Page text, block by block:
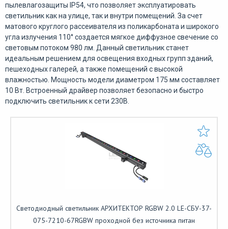
пылевлагозащиты IP54, что позволяет эксплуатировать
светильник как на улице, так и внутри помещений. За счет
матового круглого рассеивателя из поликарбоната и широкого
угла излучения 110° создается мягкое диффузное свечение со
световым потоком 980 лм. Данный светильник станет
идеальным решением для освещения входных групп зданий,
пешеходных галерей, а также помещений с высокой
влажностью. Мощность модели диаметром 175 мм составляет
10 Вт. Встроенный драйвер позволяет безопасно и быстро
подключить светильник к сети 230В.
Светодиодный светильник АРХИТЕКТОР RGBW 2.0 LE-СБУ-37-
075-7210-67RGBW проходной без источника питан